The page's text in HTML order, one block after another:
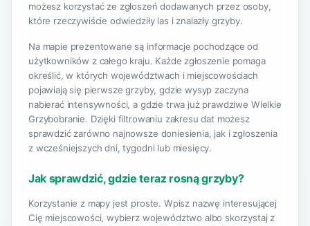
możesz korzystać ze zgłoszeń dodawanych przez osoby,
które rzeczywiście odwiedziły las i znalazły grzyby.
Na mapie prezentowane są informacje pochodzące od
użytkowników z całego kraju. Każde zgłoszenie pomaga
określić, w których województwach i miejscowościach
pojawiają się pierwsze grzyby, gdzie wysyp zaczyna
nabierać intensywności, a gdzie trwa już prawdziwe Wielkie
Grzybobranie. Dzięki filtrowaniu zakresu dat możesz
sprawdzić zarówno najnowsze doniesienia, jak i zgłoszenia
z wcześniejszych dni, tygodni lub miesięcy.
Jak sprawdzić, gdzie teraz rosną grzyby?
Korzystanie z mapy jest proste. Wpisz nazwę interesującej
Cię miejscowości, wybierz województwo albo skorzystaj z